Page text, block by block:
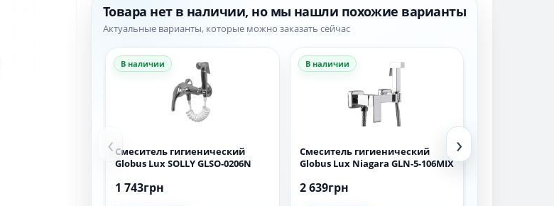
Товара нет в наличии, но мы нашли похожие варианты
Актуальные варианты, которые можно заказать сейчас
‹
В наличии
Смеситель гигиенический
Globus Lux SOLLY GLSO-0206N
1 743грн
В наличии
Смеситель гигиенический
Globus Lux Niagara GLN-5-106MIX
2 639грн
›